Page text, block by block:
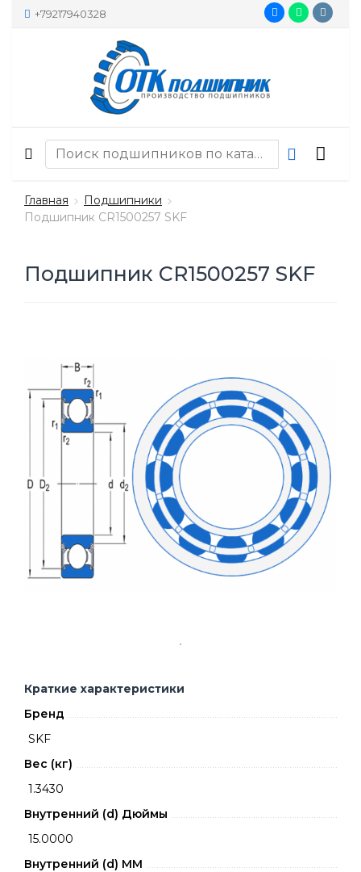
+79217940328
Главная
Подшипники
Подшипник CR1500257 SKF
Подшипник CR1500257 SKF
Краткие характеристики
Бренд
SKF
Вес (кг)
1.3430
Внутренний (d) Дюймы
15.0000
Внутренний (d) ММ